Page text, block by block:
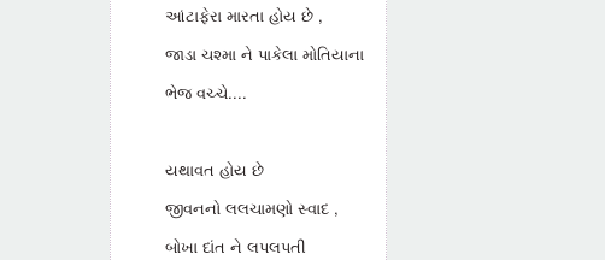
આંટાફેરા મારતા હોય છે ,
જાડા ચશ્મા ને પાકેલા મોતિયાના
ભેજ વચ્ચે....
યથાવત હોય છે
જીવનનો લલચામણો સ્વાદ ,
બોખા દાંત ને લપલપતી